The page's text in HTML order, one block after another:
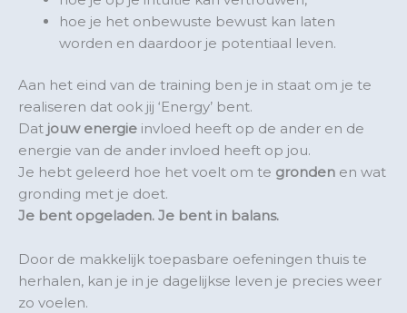
hoe je het onbewuste bewust kan laten
worden en daardoor je potentiaal leven.
Aan het eind van de training ben je in staat om je te
realiseren dat ook jij ‘Energy’ bent.
Dat jouw energie invloed heeft op de ander en de
energie van de ander invloed heeft op jou.
Je hebt geleerd hoe het voelt om te gronden en wat
gronding met je doet.
Je bent opgeladen. Je bent in balans.
Door de makkelijk toepasbare oefeningen thuis te
herhalen, kan je in je dagelijkse leven je precies weer
zo voelen.